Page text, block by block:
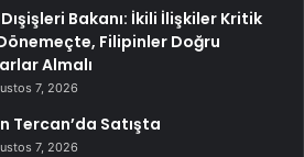
Bakanı: İkili İlişkiler Kritik
Filipinler Doğru
Almalı
7, 2026
Tercan’da Satışta
7, 2026